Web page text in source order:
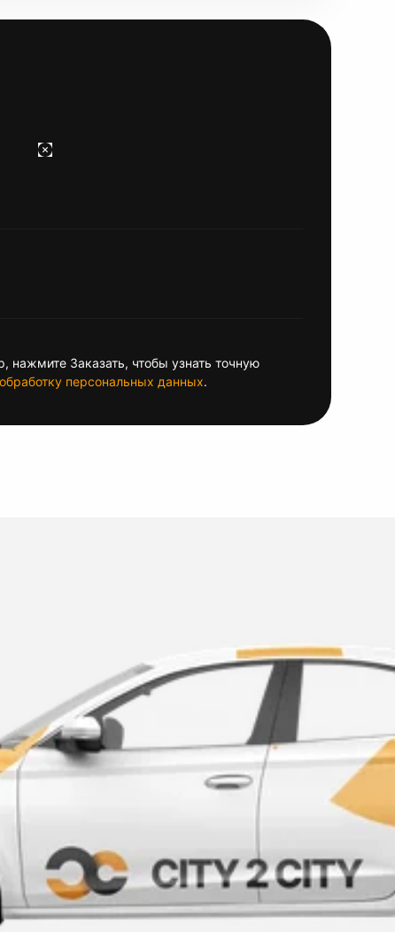
нажмите Заказать, чтобы узнать точную
обработку персональных данных.